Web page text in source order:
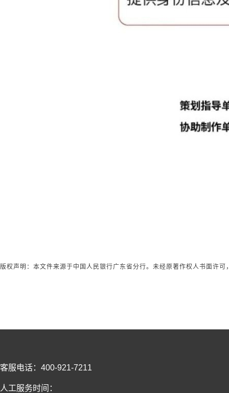
版权声明： 本文件来源于中国人民银行广东省分行。未经原著作权人书面许
客服电话：400-921-7211
人工服务时间：